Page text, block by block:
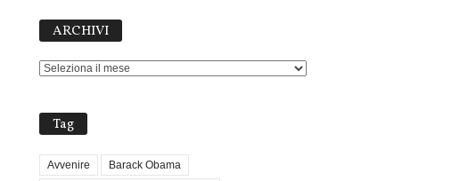
ARCHIVI
Tag
Avvenire Barack Obama